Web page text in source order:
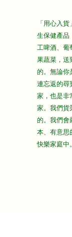
折上折大
主頁
隱私政策
「用心入
生保健產品
工啤酒、葡
果蔬菜，送
的。無論你
連忘返的尋
家，也是非
家。我們貨
的。我們會
本、有意思
快樂家庭中。